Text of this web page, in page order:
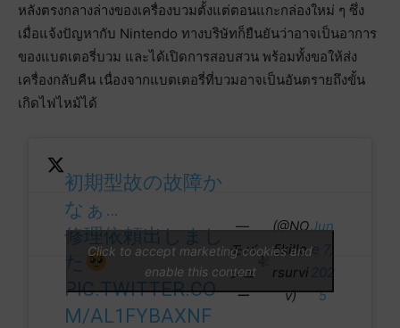
หลังตรงกลางล่างของเครื่องบวมตั้งแต่ตอนแกะกล่องใหม่ ๆ ซึ่ง
เมื่อแจ้งปัญหากับ Nintendo ทางบริษัทก็ยืนยันว่าอาจเป็นอาการ
ของแบตเตอรี่บวม และได้เปิดการสอบสวน พร้อมทั้งขอให้ส่ง
เครื่องกลับคืน เนื่องจากแบตเตอรี่ที่บวมอาจเป็นอันตรายถึงขั้น
เกิดไฟไหม้ได้
初期型故の故障か
なぁ…
修理依頼出しまし
た
PIC.TWITTER.CO
M/AL1FYBAXNF
—
モバ
シュ
ー
(@NO
5kille
rsurvi
v)
Jun
e 7,
202
5
Click to accept marketing cookies and
enable this content